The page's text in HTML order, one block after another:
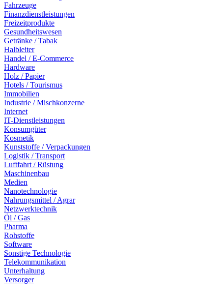
Fahrzeuge
Finanzdienstleistungen
Freizeitprodukte
Gesundheitswesen
Getränke / Tabak
Halbleiter
Handel / E-Commerce
Hardware
Holz / Papier
Hotels / Tourismus
Immobilien
Industrie / Mischkonzerne
Internet
IT-Dienstleistungen
Konsumgüter
Kosmetik
Kunststoffe / Verpackungen
Logistik / Transport
Luftfahrt / Rüstung
Maschinenbau
Medien
Nanotechnologie
Nahrungsmittel / Agrar
Netzwerktechnik
Öl / Gas
Pharma
Rohstoffe
Software
Sonstige Technologie
Telekommunikation
Unterhaltung
Versorger